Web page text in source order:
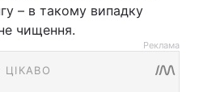
– в такому випадку
чищення.
Реклама